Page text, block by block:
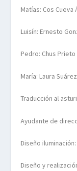
Matías: Cos Cueva
Luisín: Ernesto
Pedro: Chus
María: Laura
Traducción al
Ayudante de
Diseño
Diseño y